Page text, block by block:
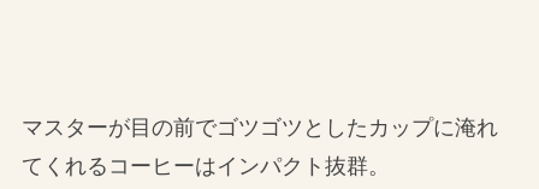
マスターが目の前でゴツゴツとしたカップに淹れ
てくれるコーヒーはインパクト抜群。